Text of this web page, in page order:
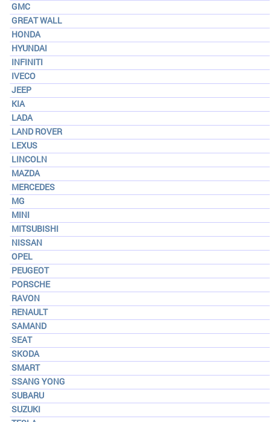
GMC
GREAT WALL
HONDA
HYUNDAI
INFINITI
IVECO
JEEP
KIA
LADA
LAND ROVER
LEXUS
LINCOLN
MAZDA
MERCEDES
MG
MINI
MITSUBISHI
NISSAN
OPEL
PEUGEOT
PORSCHE
RAVON
RENAULT
SAMAND
SEAT
SKODA
SMART
SSANG YONG
SUBARU
SUZUKI